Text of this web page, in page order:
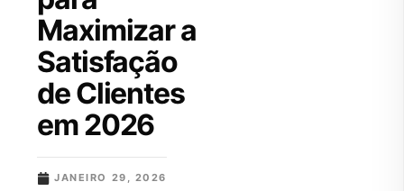
Maximizar a
Satisfação
de Clientes
em 2026
JANEIRO 29, 2026